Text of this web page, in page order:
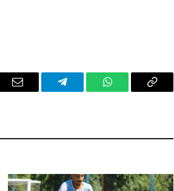
Email Telegram WhatsAppCopy